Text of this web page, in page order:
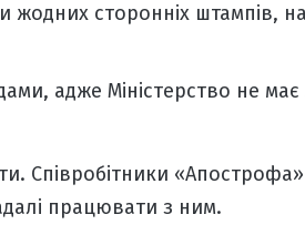
сторонніх штампів,
адже Міністерство не має
Співробітники
працювати з ним.